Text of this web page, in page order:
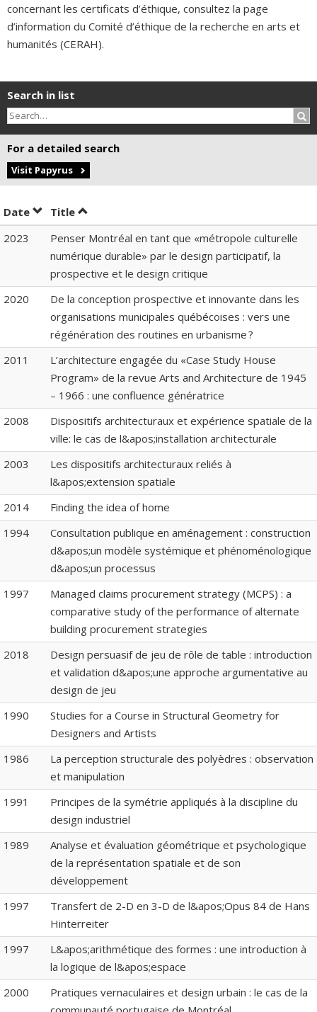
concernant les certificats d’éthique, consultez la page
d’information du Comité d’éthique de la recherche en arts et
humanités (CERAH).
Search in list
For a detailed search
Visit Papyrus
Date Sort by date in ascending order
Title Sort by title in ascending order
2023
Penser Montréal en tant que «métropole culturelle
numérique durable» par le design participatif, la
prospective et le design critique
2020
De la conception prospective et innovante dans les
organisations municipales québécoises : vers une
régénération des routines en urbanisme ?
2011
L’architecture engagée du «Case Study House
Program» de la revue Arts and Architecture de 1945
– 1966 : une confluence génératrice
2008
Dispositifs architecturaux et expérience spatiale de la
ville: le cas de l&apos;installation architecturale
2003
Les dispositifs architecturaux reliés à
l&apos;extension spatiale
2014
Finding the idea of home
1994
Consultation publique en aménagement : construction
d&apos;un modèle systémique et phénoménologique
d&apos;un processus
1997
Managed claims procurement strategy (MCPS) : a
comparative study of the performance of alternate
building procurement strategies
2018
Design persuasif de jeu de rôle de table : introduction
et validation d&apos;une approche argumentative au
design de jeu
1990
Studies for a Course in Structural Geometry for
Designers and Artists
1986
La perception structurale des polyèdres : observation
et manipulation
1991
Principes de la symétrie appliqués à la discipline du
design industriel
1989
Analyse et évaluation géométrique et psychologique
de la représentation spatiale et de son
développement
1997
Transfert de 2-D en 3-D de l&apos;Opus 84 de Hans
Hinterreiter
1997
L&apos;arithmétique des formes : une introduction à
la logique de l&apos;espace
2000
Pratiques vernaculaires et design urbain : le cas de la